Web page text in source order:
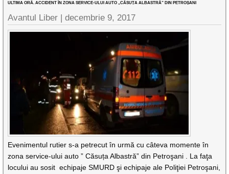
ULTIMA ORĂ. ACCIDENT ÎN ZONA SERVICE-ULUI AUTO „CĂSUȚA ALBASTRĂ” DIN PETROȘANI
Avantul Liber |decembrie 9, 2017
Evenimentul rutier s-a petrecut în urmă cu câteva momente în
zona service-ului auto ” Căsuța Albastră” din Petroşani . La faţa
locului au sosit echipaje SMURD şi echipaje ale Poliţiei Petroşani,